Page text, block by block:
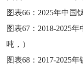
图表66： 2025年中国
图表67： 2018-2025
吨，）
图表68： 2017-2025